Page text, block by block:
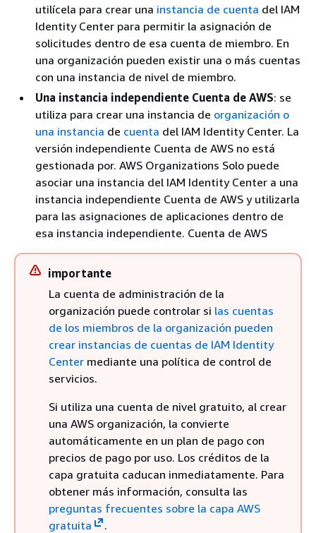
utilícela para crear una instancia de cuenta del IAM
Identity Center para permitir la asignación de
solicitudes dentro de esa cuenta de miembro. En
una organización pueden existir una o más cuentas
con una instancia de nivel de miembro.
Una instancia independiente Cuenta de AWS: se
utiliza para crear una instancia de organización o
una instancia de cuenta del IAM Identity Center. La
versión independiente Cuenta de AWS no está
gestionada por. AWS Organizations Solo puede
asociar una instancia del IAM Identity Center a una
instancia independiente Cuenta de AWS y utilizarla
para las asignaciones de aplicaciones dentro de
esa instancia independiente. Cuenta de AWS
importante
La cuenta de administración de la
organización puede controlar si las cuentas
de los miembros de la organización pueden
crear instancias de cuentas de IAM Identity
Center mediante una política de control de
servicios.
Si utiliza una cuenta de nivel gratuito, al crear
una AWS organización, la convierte
automáticamente en un plan de pago con
precios de pago por uso. Los créditos de la
capa gratuita caducan inmediatamente. Para
obtener más información, consulta las
preguntas frecuentes sobre la capa AWS
gratuita
.